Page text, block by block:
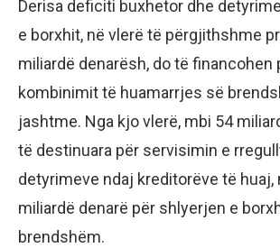
Derisa deficiti buxhetor dhe
e borxhit, në vlerë të përgjithshme
miliardë denarësh, do të financohen
kombinimit të huamarrjes së
jashtme. Nga kjo vlerë, mbi 54
të destinuara për servisimin e
detyrimeve ndaj kreditorëve të huaj,
miliardë denarë për shlyerjen e
brendshëm.